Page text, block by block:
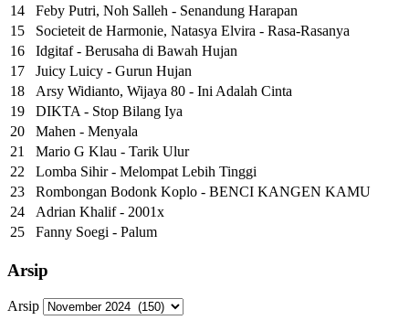
14
Feby Putri, Noh Salleh - Senandung Harapan
15
Societeit de Harmonie, Natasya Elvira - Rasa-Rasanya
16
Idgitaf - Berusaha di Bawah Hujan
17
Juicy Luicy - Gurun Hujan
18
Arsy Widianto, Wijaya 80 - Ini Adalah Cinta
19
DIKTA - Stop Bilang Iya
20
Mahen - Menyala
21
Mario G Klau - Tarik Ulur
22
Lomba Sihir - Melompat Lebih Tinggi
23
Rombongan Bodonk Koplo - BENCI KANGEN KAMU
24
Adrian Khalif - 2001x
25
Fanny Soegi - Palum
Arsip
Arsip